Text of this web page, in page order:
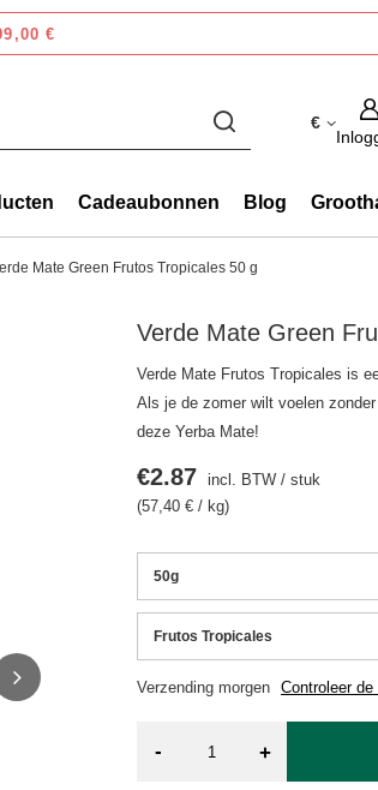
€
€
Cadeaubonnen Blog
Mate Green Frutos Tropicales 50 g
Verde Mate Green
Verde Mate Frutos Tropicales is
Als je de zomer wilt voelen
deze Yerba Mate!
50g
Frutos Tropicales
Verzendingmorgen Controleer
€2.87 incl. BTW /stuk
(57,40 € / kg)
- +